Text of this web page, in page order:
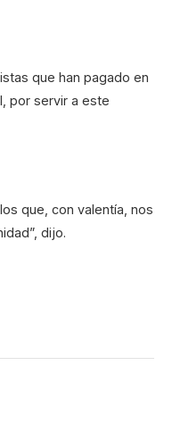
que han pagado en
por servir a este
que, con valentía, nos
dijo.